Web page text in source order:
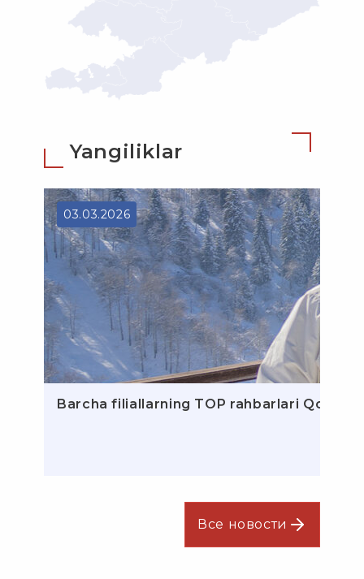
Yangiliklar
03.03.2026
Barcha filiallarning TOP rahbarlari
Все новости